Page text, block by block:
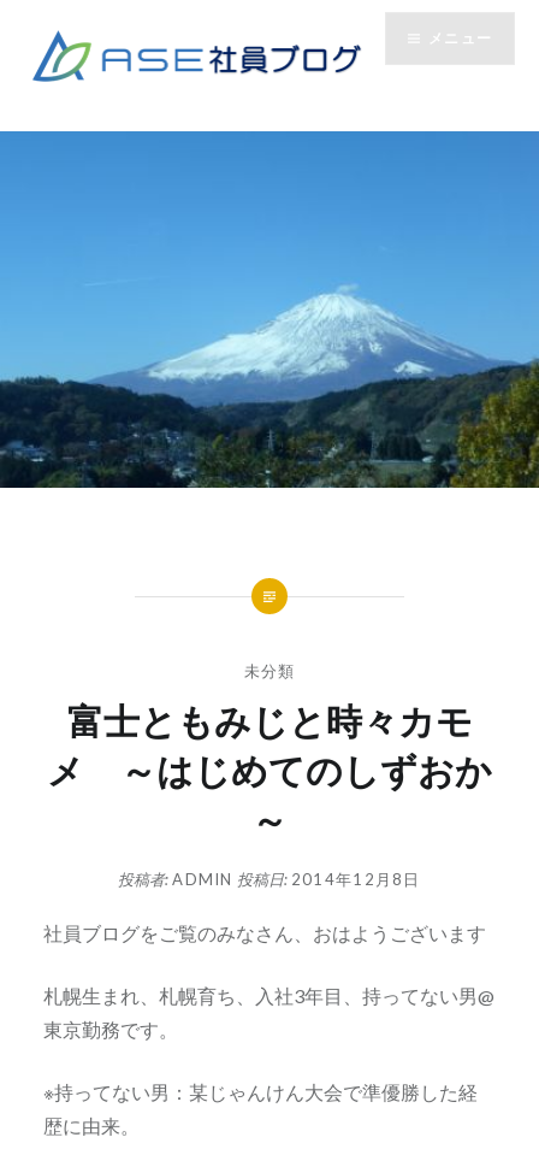
ツ
メニュー
未分類
富士ともみじと時々カモ
メ ～はじめてのしずおか
～
投稿者:ADMIN 投稿日: 2014年12月8日
社員ブログをご覧のみなさん、おはようございます
札幌生まれ、札幌育ち、入社3年目、持ってない男@
東京勤務です。
※持ってない男：某じゃんけん大会で準優勝した経
歴に由来。